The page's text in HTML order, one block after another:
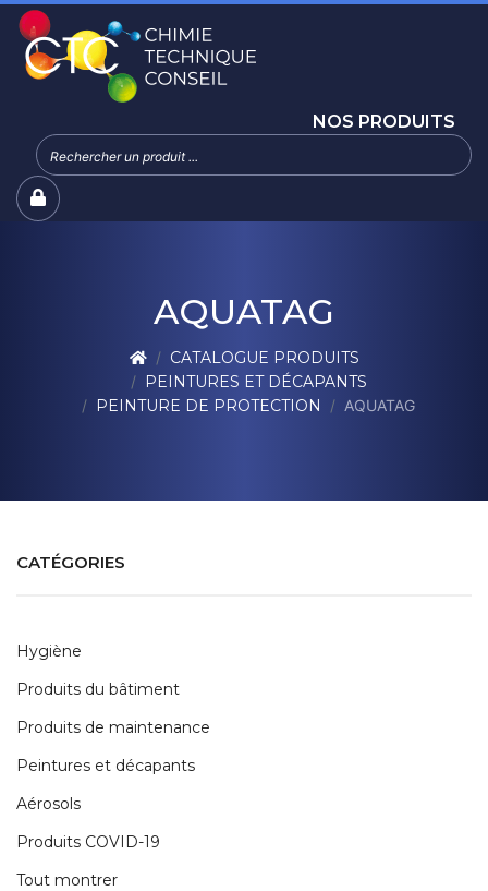
NOS PRODUITS
AQUATAG
CATALOGUE PRODUITS
PEINTURES ET DÉCAPANTS
PEINTURE DE PROTECTION
AQUATAG
CATÉGORIES
Hygiène
Produits du bâtiment
Produits de maintenance
Peintures et décapants
Aérosols
Produits COVID-19
Tout montrer